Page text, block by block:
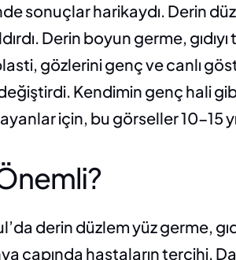
sonuçlar harikaydı. Derin
Derin boyun germe,
gözlerini genç ve canlı
değiştirdi. Kendimin genç hali
için, bu görseller 10-15
derin düzlem yüz germe,
çapında hastaların tercihi.